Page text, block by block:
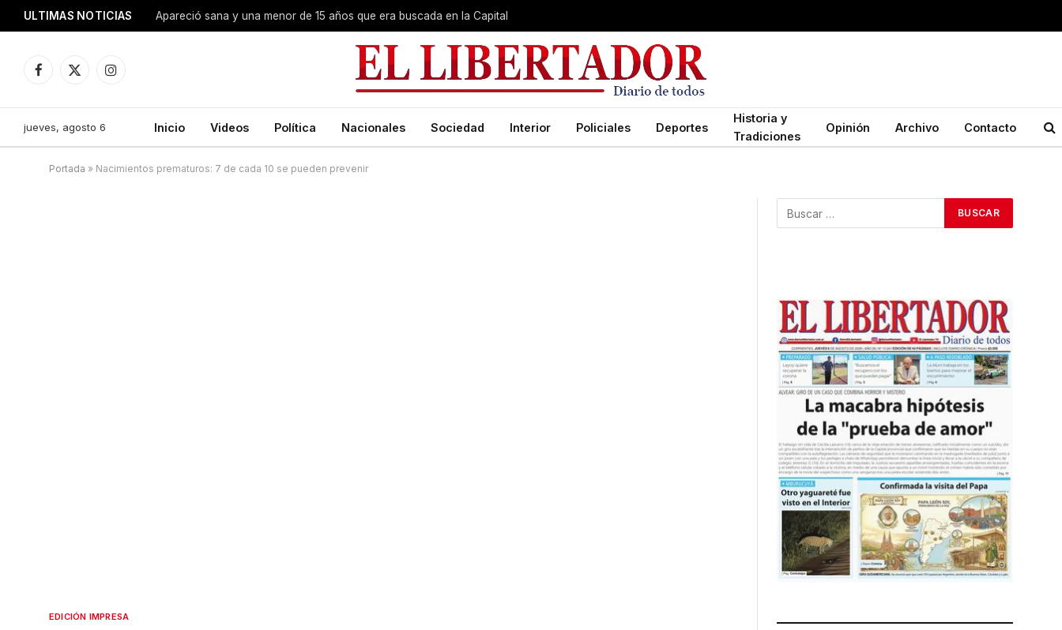
ULTIMAS NOTICIAS Apareció sana y una menor de 15 años que era buscada en la Capital
Facebook
X
Instagram
jueves, agosto 6 Inicio Videos Política Nacionales Sociedad Interior Policiales Deportes
Historia y
Tradiciones
Opinión Archivo Contacto
Portada » Nacimientos prematuros: 7 de cada 10 se pueden prevenir
EDICIÓN IMPRESA